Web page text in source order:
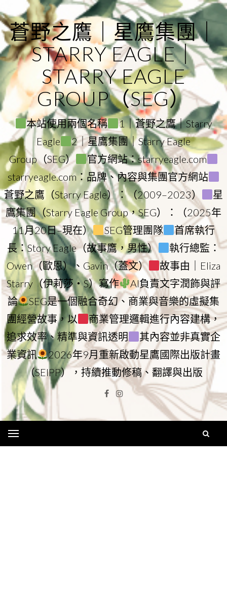
to
content
蒼野之鷹｜星鷹集團｜
STARRY EAGLE｜
STARRY EAGLE
GROUP（SEG）
本站使用兩個名稱
1｜蒼野之鷹｜Starry
Eagle
2｜星鷹集團｜Starry Eagle
Group（SEG）
官方網站：starryeagle.com
starryeagle.com：品牌、內容與集團官方網站
蒼野之鷹（Starry Eagle）：（2009–2023）
星
鷹集團（Starry Eagle Group，SEG）：（2025年
11月20日–現在）
SEG管理團隊
首席執行
長：Story Eagle（故事鷹，男性）
執行總監：
Owen（歐恩）、Gavin（蓋文）
故事由｜Eliza
Starry（伊莉莎・S）寫作
AI負責文字潤飾與評
論
SEG是一個融合奇幻、商業與音樂的虛擬集
團經營故事，以
商業管理邏輯進行內容建構，
追求效率、精準與資訊透明
其內容並非真實企
業資訊
2026年9月重新啟動星鷹國際出版計畫
（SEIPP），持續推動修稿、翻譯與出版
Facebook
Instagram